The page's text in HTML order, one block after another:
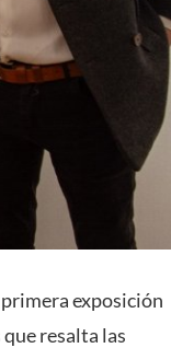
exposición
resalta las